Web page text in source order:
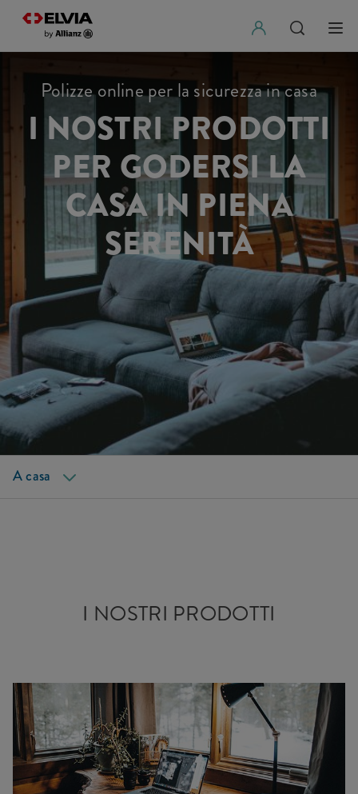
Polizze online per la sicurezza in casa
I NOSTRI PRODOTTI
PER GODERSI LA
CASA IN PIENA
SERENITÀ
A casa
Prodotti
Guide
I NOSTRI PRODOTTI